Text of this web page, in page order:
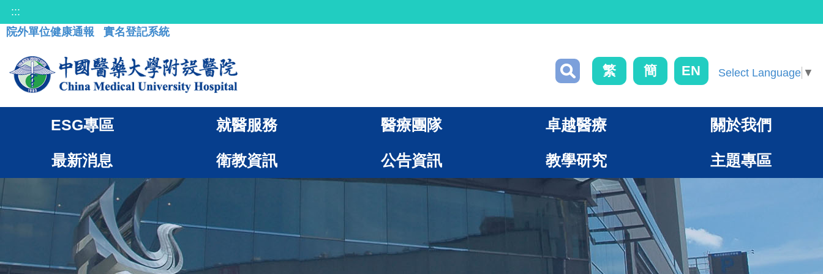
:::
院外單位健康通報
實名登記系統
繁 簡 EN Select Language ▼
ESG專區 就醫服務 醫療團隊 卓越醫療 關於我們
最新消息 衛教資訊 公告資訊 教學研究 主題專區